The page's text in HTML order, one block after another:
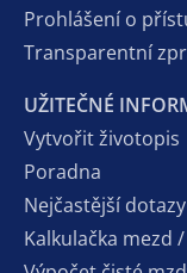
Prohlášení o
Transparentní
UŽITEČNÉ
Vytvořit životopis
Poradna
Nejčastější
Kalkulačka mezd